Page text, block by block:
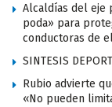
Alcaldías del eje
poda» para
conductoras de
SINTESIS
Rubio advierte
«No pueden